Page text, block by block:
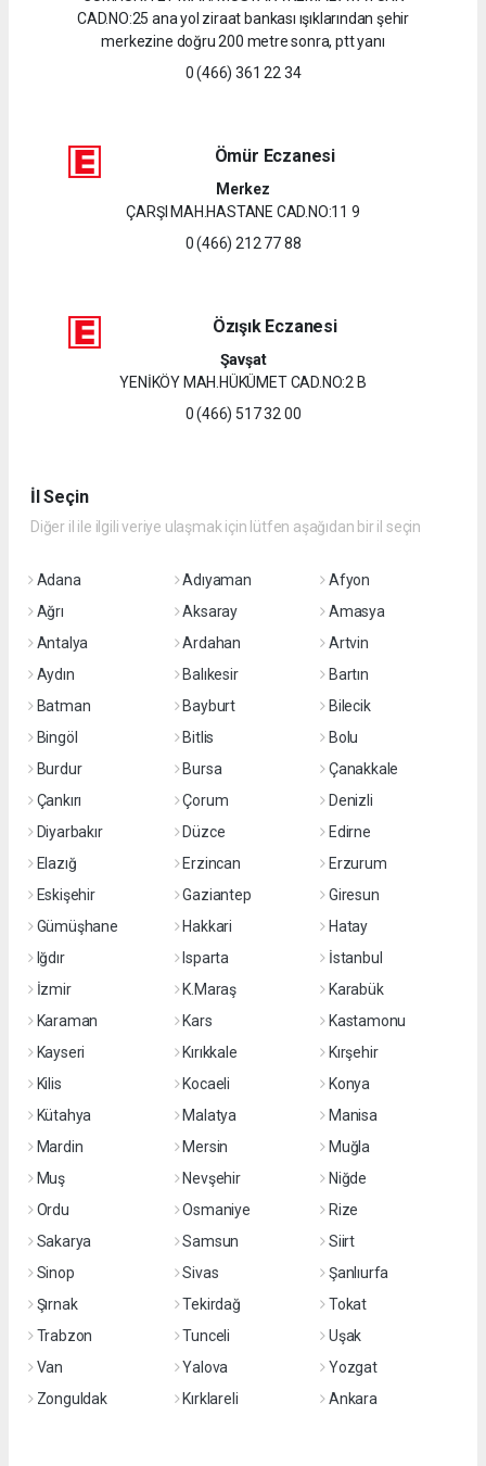
CAD.NO:25 ana yol ziraat bankası ışıklarından şehir
merkezine doğru 200 metre sonra, ptt yanı
0 (466) 361 22 34
Ömür Eczanesi
Merkez
ÇARŞI MAH.HASTANE CAD.NO:11 9
0 (466) 212 77 88
Özışık Eczanesi
Şavşat
YENİKÖY MAH.HÜKÜMET CAD.NO:2 B
0 (466) 517 32 00
İl Seçin
Diğer il ile ilgili veriye ulaşmak için lütfen aşağıdan bir il seçin
Adana Adıyaman
Afyon
Ağrı
Aksaray
Amasya
Antalya
Ardahan
Artvin
Aydın
Balıkesir
Bartın
Batman
Bayburt
Bilecik
Bingöl
Bitlis
Bolu
Burdur
Bursa
Çanakkale
Çankırı
Çorum
Denizli
Diyarbakır
Düzce
Edirne
Elazığ
Erzincan
Erzurum
Eskişehir
Gaziantep
Giresun
Gümüşhane
Hakkari
Hatay
Iğdır
Isparta
İstanbul
İzmir
K.Maraş
Karabük
Karaman
Kars
Kastamonu
Kayseri
Kırıkkale
Kırşehir
Kilis
Kocaeli
Konya
Kütahya
Malatya
Manisa
Mardin
Mersin
Muğla
Muş
Nevşehir
Niğde
Ordu
Osmaniye
Rize
Sakarya
Samsun
Siirt
Sinop
Sivas
Şanlıurfa
Şırnak
Tekirdağ
Tokat
Trabzon
Tunceli
Uşak
Van
Yalova
Yozgat
Zonguldak
Kırklareli Ankara